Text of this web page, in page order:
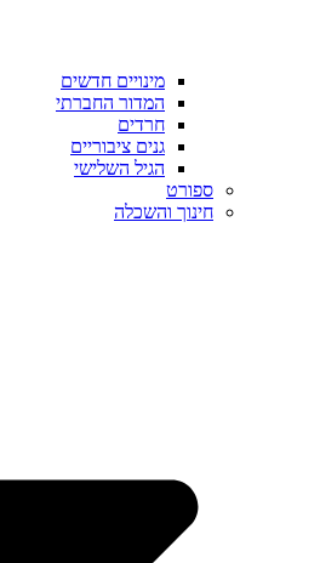
מינויים חדשים
המדור החברתי
חרדים
גנים ציבוריים
הגיל השלישי
ספורט
חינוך והשכלה